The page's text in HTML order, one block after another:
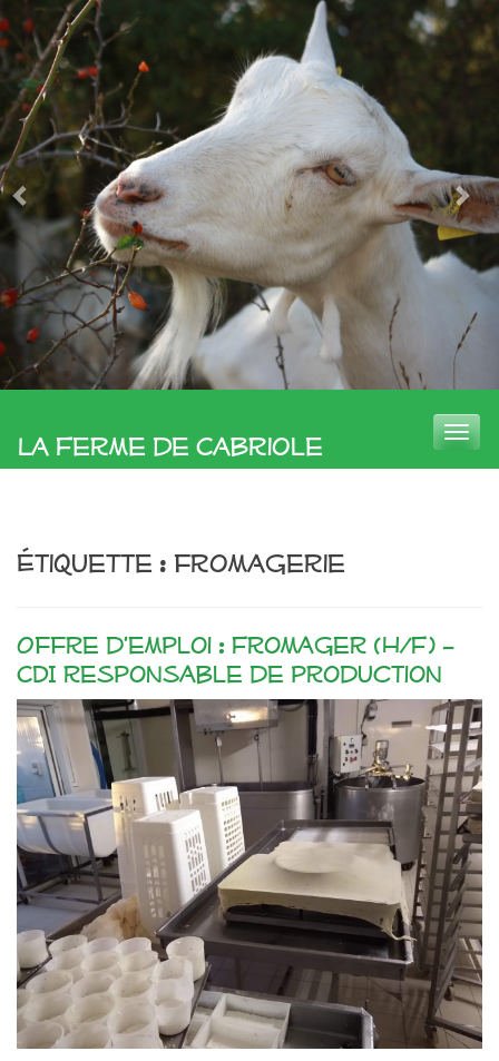
La Ferme de Cabriole
Toggle
Étiquette : fromagerie
Offre d’emploi : Fromager (H/F) –
CDI responsable de production